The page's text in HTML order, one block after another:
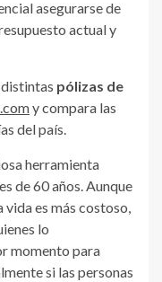
asegurarse de
actual y
pólizas de
y compara las
del país.
herramienta
de 60 años. Aunque
vida es más costoso,
lo
momento para
si las personas